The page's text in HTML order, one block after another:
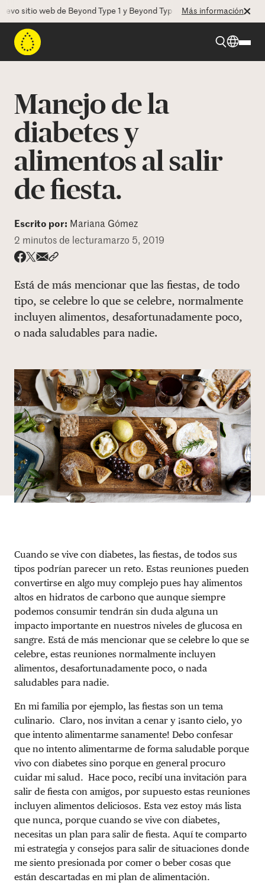
sitio web de Beyond Type 1 y Beyond Type 2! La CEO Deborah
Más información
Recursos
Programas
Quienes somos
DONAR
Manejo de la
diabetes y
alimentos al salir
de fiesta.
Escrito por: Mariana Gómez
2 minutos de lecturamarzo 5, 2019
Está de más mencionar que las fiestas, de todo
tipo, se celebre lo que se celebre, normalmente
incluyen alimentos, desafortunadamente poco,
o nada saludables para nadie.
Cuando se vive con diabetes, las fiestas, de todos sus
tipos podrían parecer un reto. Estas reuniones pueden
convertirse en algo muy complejo pues hay alimentos
altos en hidratos de carbono que aunque siempre
podemos consumir tendrán sin duda alguna un
impacto importante en nuestros niveles de glucosa en
sangre. Está de más mencionar que se celebre lo que se
celebre, estas reuniones normalmente incluyen
alimentos, desafortunadamente poco, o nada
saludables para nadie.
En mi familia por ejemplo, las fiestas son un tema
culinario. Claro, nos invitan a cenar y ¡santo cielo, yo
que intento alimentarme sanamente! Debo confesar
que no intento alimentarme de forma saludable porque
vivo con diabetes sino porque en general procuro
cuidar mi salud. Hace poco, recibí una invitación para
salir de fiesta con amigos, por supuesto estas reuniones
incluyen alimentos deliciosos. Esta vez estoy más lista
que nunca, porque cuando se vive con diabetes,
necesitas un plan para salir de fiesta. Aquí te comparto
mi estrategia y consejos para salir de situaciones donde
me siento presionada por comer o beber cosas que
están descartadas en mi plan de alimentación.